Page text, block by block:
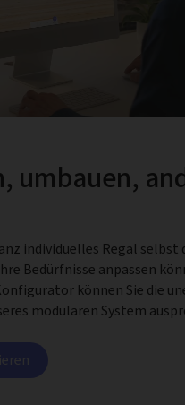
umbauen,
individuelles Regal selbst
Bedürfnisse anpassen
können Sie die
modularen System